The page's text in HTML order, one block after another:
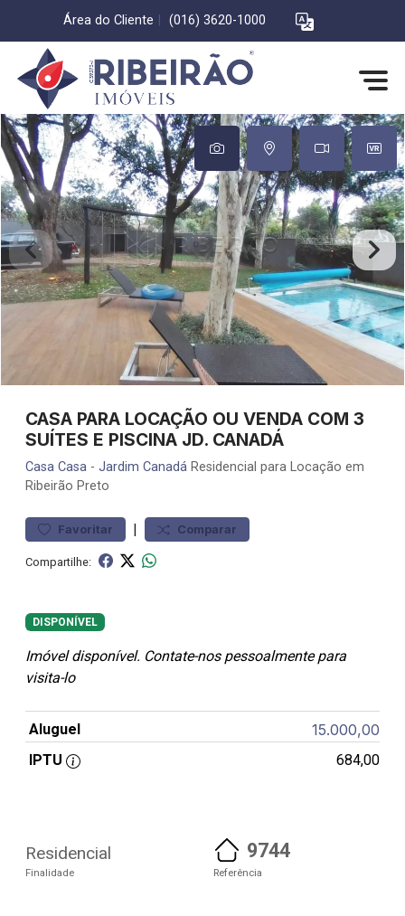
Área do Cliente (016) 3620-1000
CASA PARA LOCAÇÃO OU VENDA COM 3
SUÍTES E PISCINA JD. CANADÁ
Casa Casa - Jardim Canadá Residencial para Locação em
Ribeirão Preto
Favoritar | Comparar
Compartilhe:
DISPONÍVEL
Imóvel disponível. Contate-nos pessoalmente para
visita-lo
Aluguel 15.000,00
IPTU 684,00
Residencial
Finalidade
9744
Referência